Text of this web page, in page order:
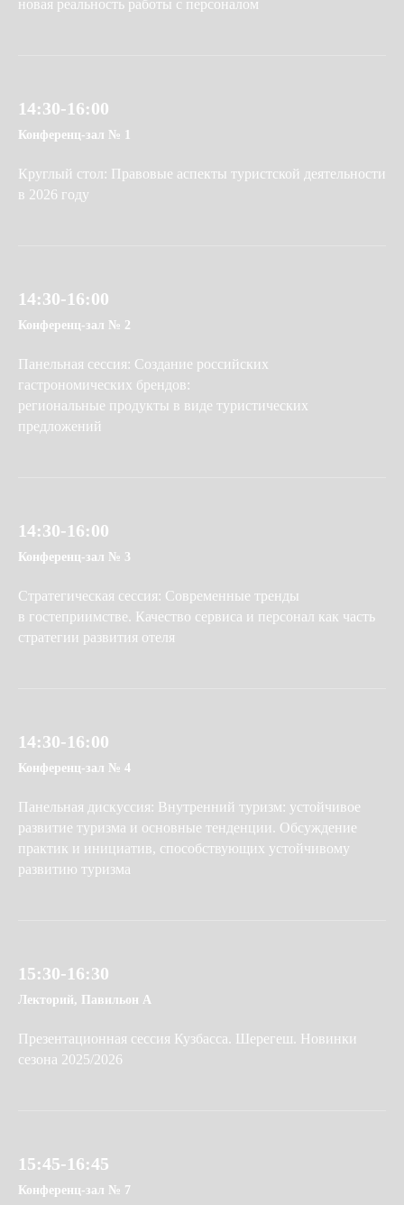
новая реальность работы с персоналом
14:30-16:00
Конференц-зал № 1
Круглый стол: Правовые аспекты туристской деятельности
в 2026 году
14:30-16:00
Конференц-зал № 2
Панельная сессия: Создание российских
гастрономических брендов:
региональные продукты в виде туристических
предложений
14:30-16:00
Конференц-зал № 3
Стратегическая сессия: Современные тренды
в гостеприимстве. Качество сервиса и персонал как часть
стратегии развития отеля
14:30-16:00
Конференц-зал № 4
Панельная дискуссия: Внутренний туризм: устойчивое
развитие туризма и основные тенденции. Обсуждение
практик и инициатив, способствующих устойчивому
развитию туризма
15:30-16:30
Лекторий, Павильон А
Презентационная сессия Кузбасса. Шерегеш. Новинки
сезона 2025/2026
15:45-16:45
Конференц-зал № 7